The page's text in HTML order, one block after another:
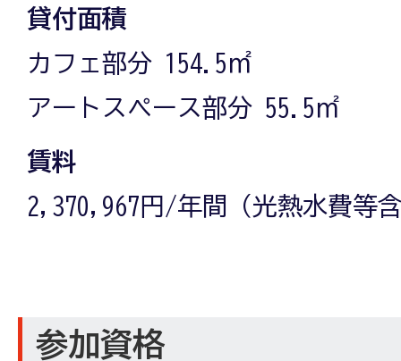
貸付面積
カフェ部分 154.5㎡
アートスペース部分 55.5㎡
賃料
2,370,967円/年間（光熱水費等
参加資格